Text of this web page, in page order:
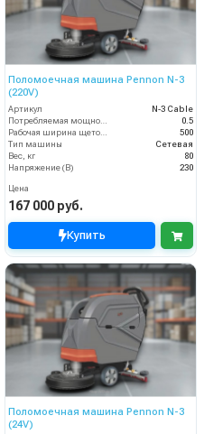
Поломоечная машина Pennon N-3
(220V)
Артикул
N-3 Cable
Потребляемая мощность (кВт)
0.5
Рабочая ширина щеток (мм)
500
Тип машины
Сетевая
Вес, кг
80
Напряжение (В)
230
Цена
167 000 руб.
Купить
Поломоечная машина Pennon N-3
(24V)